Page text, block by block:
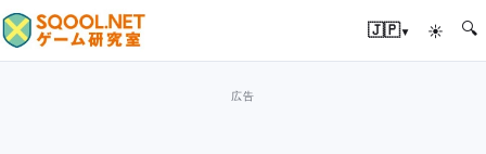
🇯🇵▾ ☀ 🔍